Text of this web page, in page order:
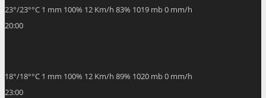
23°/23°°C 1 mm 100% 12 Km/h 83% 1019 mb0 mm/h
20:00
18°/18°°C 1 mm 100% 12 Km/h 89% 1020 mb0 mm/h
23:00